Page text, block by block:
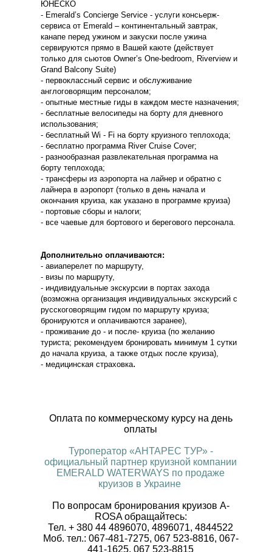
ЮНЕСКО
- Emerald’s Concierge Service - услуги консьерж-
сервиса от Emerald – континентальный завтрак,
канапе перед ужином и закуски после ужина
сервируются прямо в Вашей каюте (действует
только для сьютов Owner’s One-bedroom, Riverview и
Grand Balcony Suite)
- первоклассный сервис и обслуживание
англоговорящим персоналом;
- опытные местные гиды в каждом месте назначения;
- бесплатные велосипеды на борту для дневного
использования;
- бесплатный Wi - Fi на борту круизного теплохода;
- бесплатно программа River Cruise Cover;
- разнообразная развлекательная программа на
борту теплохода;
- трансферы из аэропорта на лайнер и обратно с
лайнера в аэропорт (только в день начала и
окончания круиза, как указано в программе круиза)
- портовые сборы и налоги;
- все чаевые для бортового и берегового персонала.
Дополнительно оплачиваются:
- авиаперелет по маршруту,
- визы по маршруту,
- индивидуальные экскурсии в портах захода
(возможна организация индивидуальных экскурсий с
русскоговорящим гидом по маршруту круиза;
бронируются и оплачиваются заранее),
- проживание до - и после- круиза (по желанию
туриста; рекомендуем бронировать минимум 1 сутки
до начала круиза, а также отдых после круиза),
- медицинская страховка.
Оплата по коммерческому курсу на день
оплаты
Туроператор «АНТАРЕС ТУР» -
официальный партнер круизной компании
EMERALD WATERWAYS по продаже
круизов в Украине
По вопросам бронирования круизов A-
ROSA обращайтесь:
Тел. + 380 44 4896070, 4896071, 4844522
Моб. тел.: 067-481-7275, 067 523-8816, 067-
441-1625, 067 523-8815